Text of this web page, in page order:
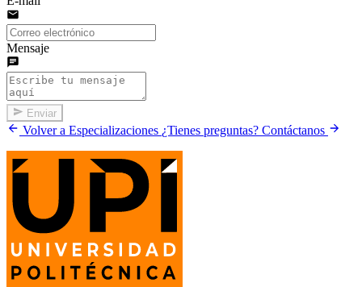
Mensaje
Enviar
Volver a Especializaciones ¿Tienes preguntas? Contáctanos